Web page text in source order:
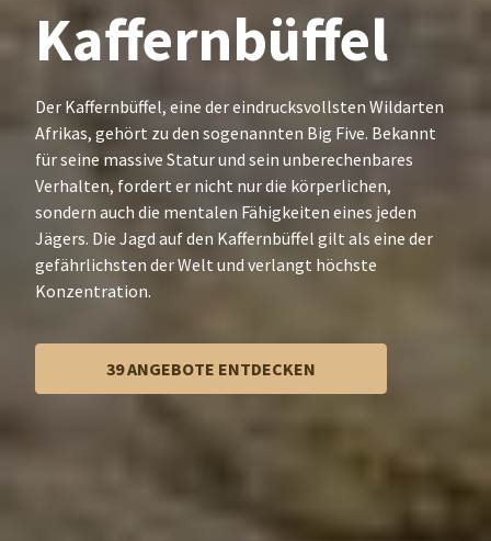
Kaffernbüffel
Der Kaffernbüffel, eine der eindrucksvollsten Wildarten
Afrikas, gehört zu den sogenannten Big Five. Bekannt
für seine massive Statur und sein unberechenbares
Verhalten, fordert er nicht nur die körperlichen,
sondern auch die mentalen Fähigkeiten eines jeden
Jägers. Die Jagd auf den Kaffernbüffel gilt als eine der
gefährlichsten der Welt und verlangt höchste
Konzentration.
39 ANGEBOTE ENTDECKEN